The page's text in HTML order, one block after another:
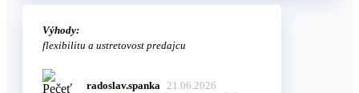
Výhody:
flexibilitu a ustretovost predajcu
radoslav.spanka 21.06.2026